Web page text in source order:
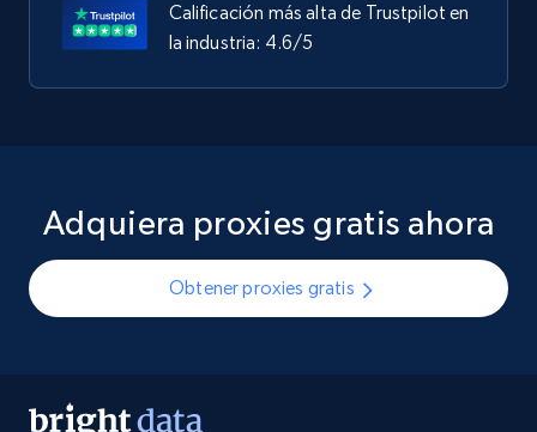
Calificación más alta de Trustpilot en
la industria: 4.6/5
Adquiera proxies gratis ahora
Obtener proxies gratis